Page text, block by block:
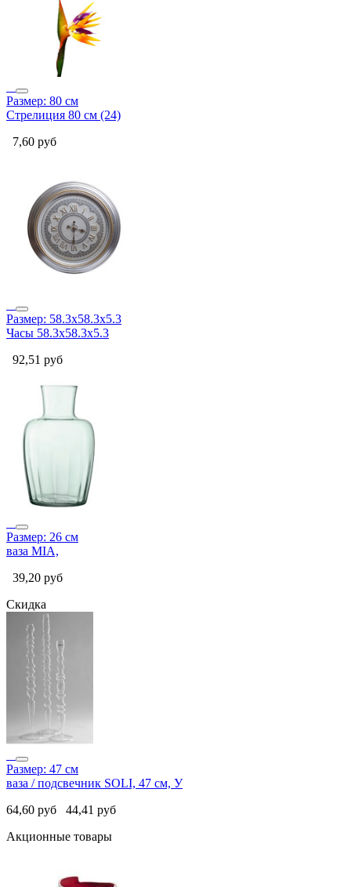
Размер: 80 см
Стрелиция 80 см (24)
7,60 руб
Размер: 58.3х58.3х5.3
Часы 58.3х58.3х5.3
92,51 руб
Размер: 26 см
ваза MIA,
39,20 руб
Скидка
Размер: 47 см
ваза / подсвечник SOLI, 47 см, У
64,60 руб 44,41 руб
Акционные товары